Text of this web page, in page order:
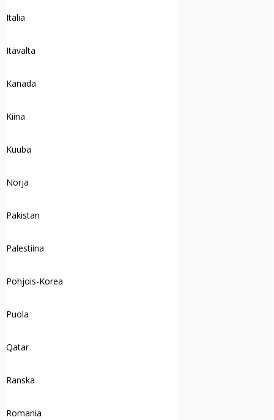
Italia
Itävalta
Kanada
Kiina
Kuuba
Norja
Pakistan
Palestiina
Pohjois-Korea
Puola
Qatar
Ranska
Romania